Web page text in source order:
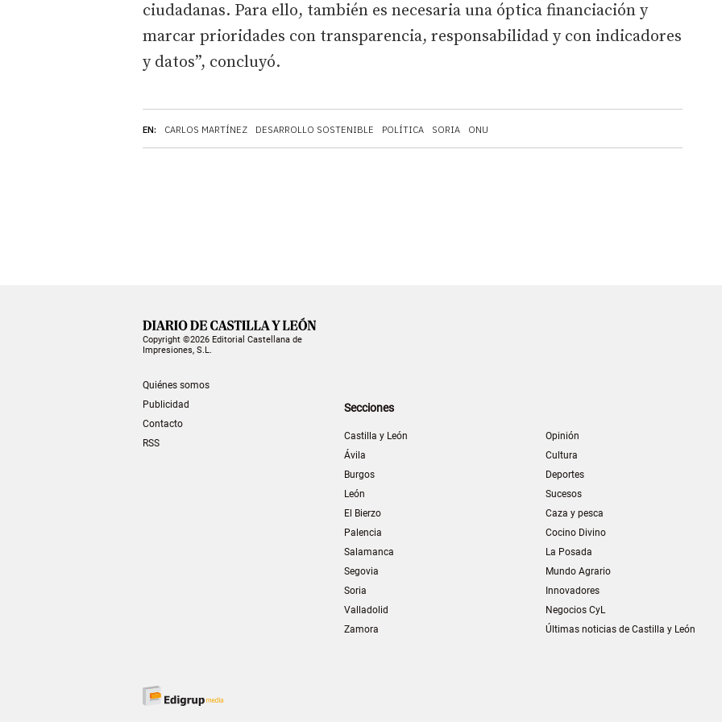
EN: CARLOS MARTÍNEZ DESARROLLO SOSTENIBLE POLÍTICA SORIA ONU
ciudadanas. Para ello, también es necesaria una óptica financiación y
marcar prioridades con transparencia, responsabilidad y con indicadores
y datos”, concluyó.
Copyright ©2026 Editorial Castellana de
Impresiones, S.L.
Quiénes somos
Publicidad
Contacto
RSS
Secciones
Castilla y León
Ávila
Burgos
León
El Bierzo
Palencia
Salamanca
Segovia
Soria
Valladolid
Zamora
Opinión
Cultura
Deportes
Sucesos
Caza y pesca
Cocino Divino
La Posada
Mundo Agrario
Innovadores
Negocios CyL
Últimas noticias de Castilla y León